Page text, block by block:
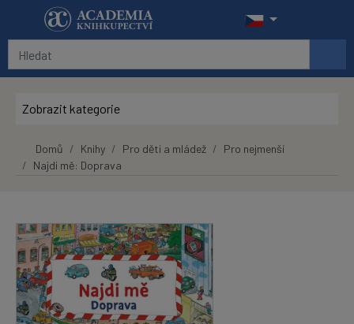
Přeskočit na hlavní obsah
Zobrazit kategorie
Domů Knihy Pro děti a mládež
Pro nejmenší
Najdi mě: Doprava